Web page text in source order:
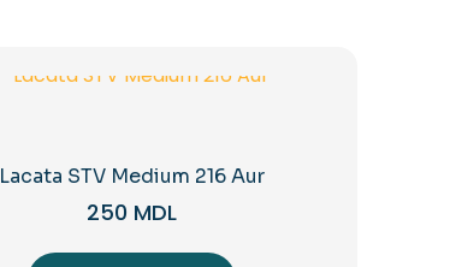
Lacata STV Medium 216 Aur
250 MDL